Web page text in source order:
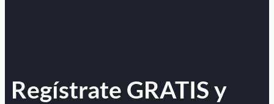
Regístrate GRATIS y